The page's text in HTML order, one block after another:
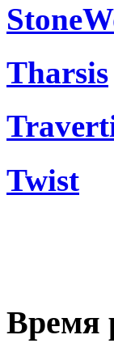
Tharsis
Twist
Время